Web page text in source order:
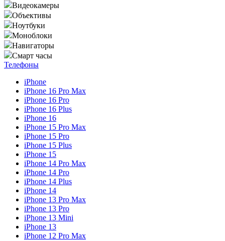
Видеокамеры
Объективы
Ноутбуки
Моноблоки
Навигаторы
Смарт часы
Телефоны
iPhone
iPhone 16 Pro Max
iPhone 16 Pro
iPhone 16 Plus
iPhone 16
iPhone 15 Pro Max
iPhone 15 Pro
iPhone 15 Plus
iPhone 15
iPhone 14 Pro Max
iPhone 14 Pro
iPhone 14 Plus
iPhone 14
iPhone 13 Pro Max
iPhone 13 Pro
iPhone 13 Mini
iPhone 13
iPhone 12 Pro Max